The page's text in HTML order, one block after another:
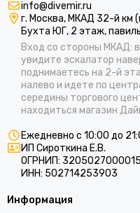
info@divemir.ru
г. Москва, МКАД 32-й км
Бухта ЮГ, 2 этаж,
Вход со стороны МКАД:
увидите эскалатор
поднимаетесь на 2-й
налево и идете по
середины торгового
находиться магазин
Ежедневно с 10:00 до
ИП Сироткина Е.В.
ОГРНИП:
ИНН: 502714253903
Информация